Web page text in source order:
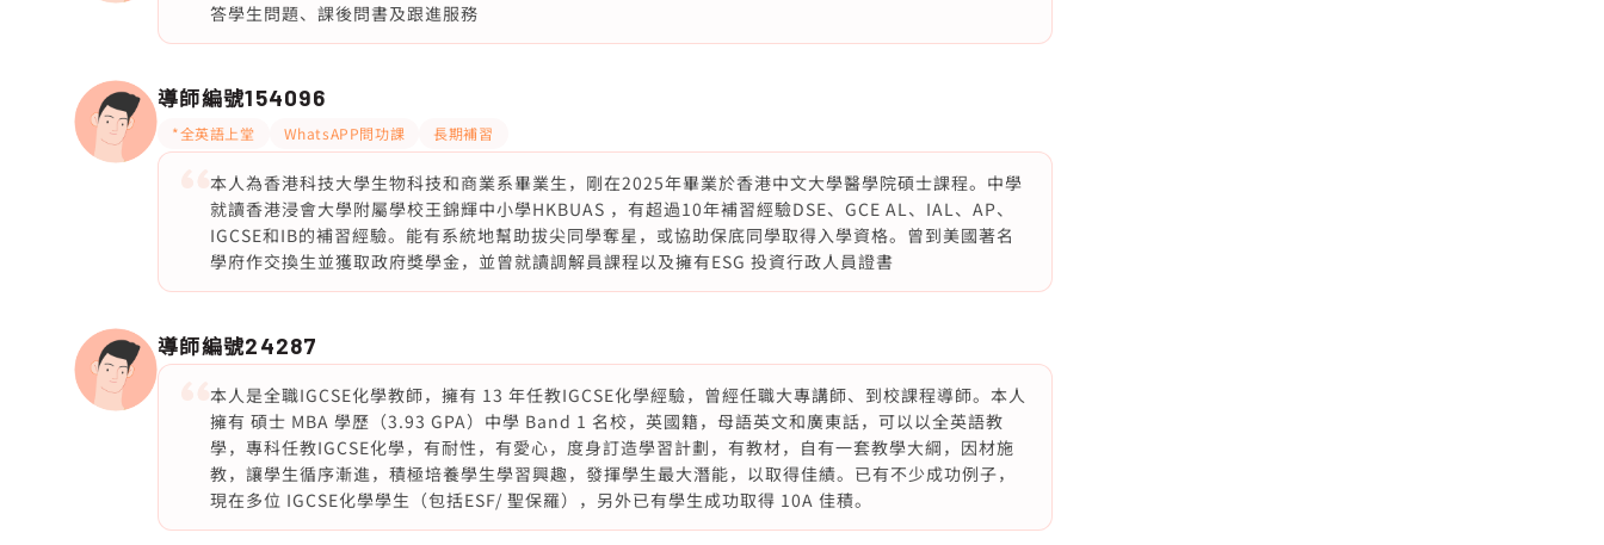
答學生問題、課後問書及跟進服務
導師編號154096
*全英語上堂 WhatsAPP問功課 長期補習
本人為香港科技大學生物科技和商業系畢業生，剛在2025年畢業於香港中文大學醫學院碩士課程。中學
就讀香港浸會大學附屬學校王錦輝中小學HKBUAS ，有超過10年補習經驗DSE、GCE AL、IAL、AP、
IGCSE和IB的補習經驗。能有系統地幫助拔尖同學奪星，或協助保底同學取得入學資格。曾到美國著名
學府作交換生並獲取政府獎學金，並曾就讀調解員課程以及擁有ESG 投資行政人員證書
導師編號24287
本人是全職IGCSE化學教師，擁有 13 年任教IGCSE化學經驗，曾經任職大專講師、到校課程導師。本人
擁有 碩士 MBA 學歷（3.93 GPA）中學 Band 1 名校，英國籍，母語英文和廣東話，可以以全英語教
學，專科任教IGCSE化學，有耐性，有愛心，度身訂造學習計劃，有教材，自有一套教學大綱，因材施
教，讓學生循序漸進，積極培養學生學習興趣，發揮學生最大潛能，以取得佳績。已有不少成功例子，
現在多位 IGCSE化學學生（包括ESF/ 聖保羅），另外已有學生成功取得 10A 佳積。